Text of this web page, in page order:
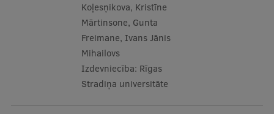
Development and research projects
Study and environmental accessibility
Koļesņikova, Kristīne
Mārtinsone, Gunta
Freimane, Ivans Jānis
Mihailovs
Izdevniecība: Rīgas
Stradiņa universitāte